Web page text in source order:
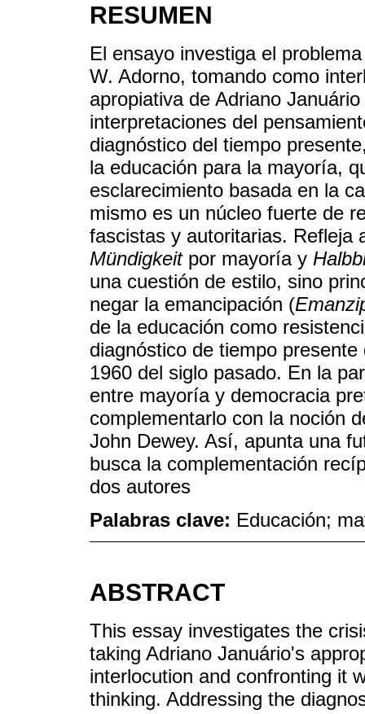
RESUMEN
El ensayo investiga el
W. Adorno, tomando como
apropiativa de Adriano
interpretaciones del
diagnóstico del tiempo
la educación para la mayoría,
esclarecimiento basada en la
mismo es un núcleo fuerte de
fascistas y autoritarias. Refleja
Mündigkeitpor mayoría y
una cuestión de estilo, sino
negar la emancipación (
de la educación como
diagnóstico de tiempo
1960 del siglo pasado. En la
entre mayoría y democracia
complementarlo con la noción
John Dewey. Así, apunta una
busca la complementación
dos autores
Palabras clave: Educación;
ABSTRACT
This essay investigates the
taking Adriano Januário's
interlocution and confronting it
thinking. Addressing the